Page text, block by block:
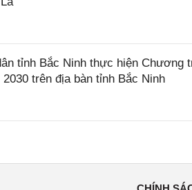
tỉnh Bắc Ninh thực hiện Chương
trên địa bàn tỉnh Bắc Ninh